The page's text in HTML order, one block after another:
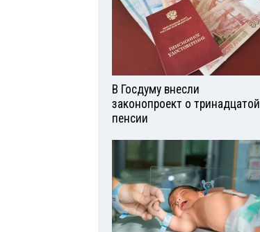
В Госдуму внесли
законопроект о тринадцатой
пенсии